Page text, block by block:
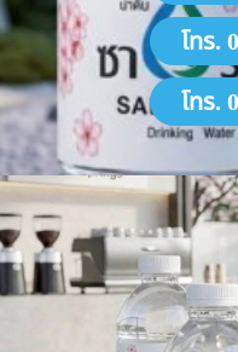
โทร.
โทร.